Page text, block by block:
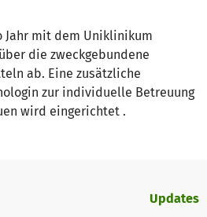
Jahr mit dem Uniklinikum
die zweckgebundene
ab. Eine zusätzliche
zur individuelle Betreuung
wird eingerichtet .
Updates